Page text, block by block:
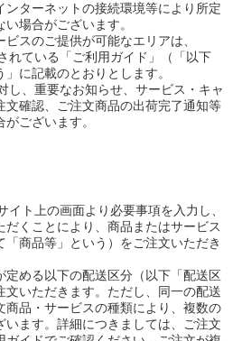
ンターネットの接続環境等により所定
場合がございます。
スのご提供が可能なエリアは、
れている「ご利用ガイド」（「以下
」に記載のとおりとします。
し、重要なお知らせ、サービス・キャ
文確認、ご注文商品の出荷完了通知等
ございます。
イト上の画面より必要事項を入力し、
だくことにより、商品またはサービス
「商品等」という）をご注文いただき
定める以下の配送区分（以下「配送区
文いただきます。ただし、同一の配送
商品・サービスの種類により、複数の
います。詳細につきましては、ご注文